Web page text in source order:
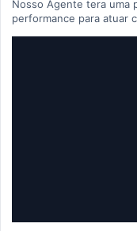
Nosso Agente tera uma
performance para atuar